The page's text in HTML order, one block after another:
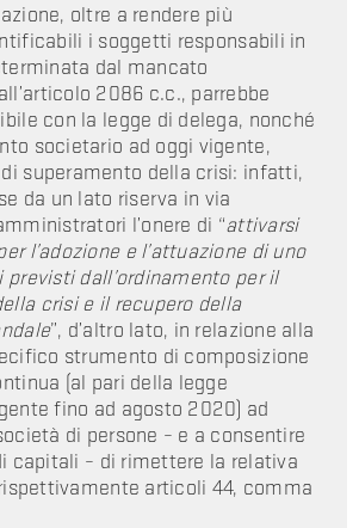
oltre a rendere più
i soggetti responsabili in
dal mancato
2086 c.c., parrebbe
con la legge di delega, nonché
societario ad oggi vigente,
superamento della crisi: infatti,
da un lato riserva in via
l’onere di “attivarsi
l’adozione e l’attuazione di uno
dall’ordinamento per il
crisi e il recupero della
”, d’altro lato, in relazione alla
strumento di composizione
(al pari della legge
fino ad agosto 2020) ad
di persone – e a consentire
capitali – di rimettere la relativa
articoli 44, comma